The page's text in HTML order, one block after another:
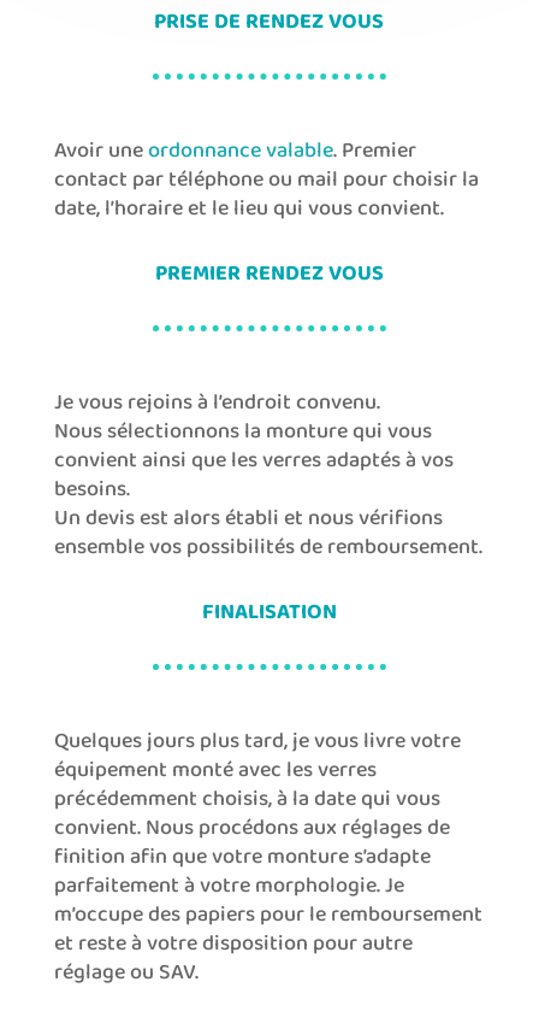
PRISE DE RENDEZ VOUS
Avoir uneordonnance valable. Premier
contact par téléphone ou mail pour choisir la
date, l’horaire et le lieu qui vous convient.
PREMIER RENDEZ VOUS
Je vous rejoins à l’endroit convenu.
Nous sélectionnons la monture qui vous
convient ainsi que les verres adaptés à vos
besoins.
Un devis est alors établi et nous vérifions
ensemble vos possibilités de remboursement.
FINALISATION
Quelquesjours plus tard, je vous livre votre
équipement montéavec les verres
précédemment choisis, à la date qui vous
convient.Nous procédons aux réglages de
finition afin que votre monture s’adapte
parfaitement àvotre morphologie.Je
m’occupe des papiers pour le remboursement
et reste à votre disposition pour autre
réglage ou SAV.